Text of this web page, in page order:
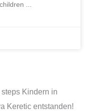
Kindern in
Keretic entstanden!